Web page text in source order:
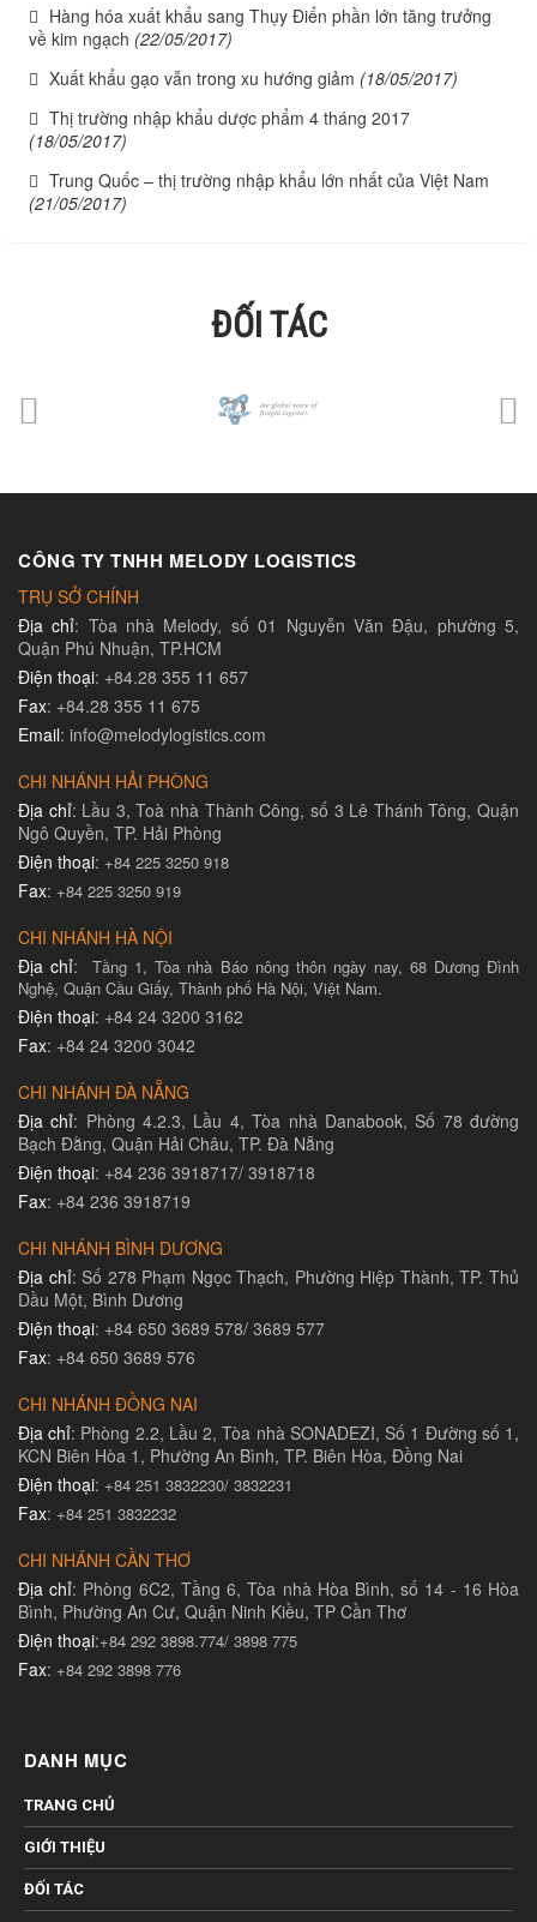
Hàng hóa xuất khẩu sang Thụy Điển phần lớn tăng trưởng
về kim ngạch (22/05/2017)
Xuất khẩu gạo vẫn trong xu hướng giảm (18/05/2017)
Thị trường nhập khẩu dược phẩm 4 tháng 2017
(18/05/2017)
Trung Quốc – thị trường nhập khẩu lớn nhất của Việt Nam
(21/05/2017)
ĐỐI TÁC
CÔNG TY TNHH MELODY LOGISTICS
TRỤ SỞ CHÍNH
Địa chỉ: Tòa nhà Melody, số 01 Nguyễn Văn Đậu, phường 5,
Quận Phú Nhuận, TP.HCM
Điện thoại: +84.28 355 11 657
Fax: +84.28 355 11 675
Email: info@melodylogistics.com
CHI NHÁNH HẢI PHÒNG
Địa chỉ: Lầu 3, Toà nhà Thành Công, số 3 Lê Thánh Tông, Quận
Ngô Quyền, TP. Hải Phòng
Điện thoại: +84 225 3250 918
Fax: +84 225 3250 919
CHI NHÁNH HÀ NỘI
Địa chỉ:
Tầng 1, Tòa nhà Báo nông thôn ngày nay, 68 Dương Đình
Nghệ, Quận Cầu Giấy, Thành phố Hà Nội, Việt Nam.
Điện thoại: +84 24 3200 3162
Fax: +84 24 3200 3042
CHI NHÁNH ĐÀ NẴNG
Địa chỉ: Phòng 4.2.3, Lầu 4, Tòa nhà Danabook, Số 78 đường
Bạch Đằng, Quận Hải Châu, TP. Đà Nẵng
Điện thoại: +84 236 3918717/ 3918718
Fax: +84 236 3918719
CHI NHÁNH BÌNH DƯƠNG
Địa chỉ: Số 278 Phạm Ngọc Thạch, Phường Hiệp Thành, TP. Thủ
Dầu Một, Bình Dương
Điện thoại: +84 650 3689 578/ 3689 577
Fax: +84 650 3689 576
CHI NHÁNH ĐỒNG NAI
Địa chỉ: Phòng 2.2, Lầu 2, Tòa nhà SONADEZI, Số 1 Đường số 1,
KCN Biên Hòa 1, Phường An Bình, TP. Biên Hòa, Đồng Nai
Điện thoại: +84 251 3832230/ 3832231​
Fax: +84 251 3832232
CHI NHÁNH CẦN THƠ
Địa chỉ: Phòng 6C2, Tầng 6, Tòa nhà Hòa Bình, số 14 - 16 Hòa
Bình, Phường An Cư, Quận Ninh Kiều, TP Cần Thơ
Điện thoại:+84 292 3898.774/ 3898 775
Fax: +84 292 3898 776
DANH MỤC
TRANG CHỦ
GIỚI THIỆU
ĐỐI TÁC